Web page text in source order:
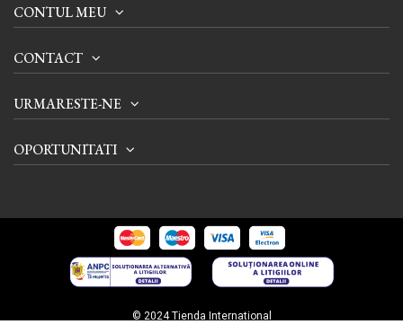
CONTUL MEU
CONTACT
URMARESTE-NE
OPORTUNITATI
© 2024 Tienda International